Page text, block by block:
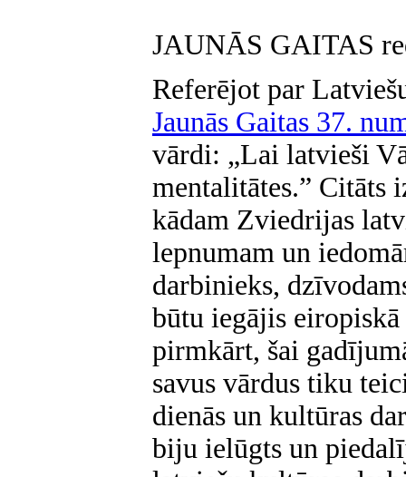
JAUNĀS GAITAS
Referējot par
Jaunās Gaitas 37.
vārdi: „Lai latvieši
mentalitātes.” Citāts
kādam Zviedrijas
lepnumam un
darbinieks,
būtu iegājis eiropiskā
pirmkārt, šai
savus vārdus tiku
dienās un kultūras
biju ielūgts un